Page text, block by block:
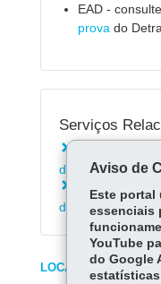
EAD -
prova do
Serviços
Consultar
de reciclagem no
Consultar
de reciclagem
LOCAIS DE
Aviso de
Este
essenciais
YouTube
do Google